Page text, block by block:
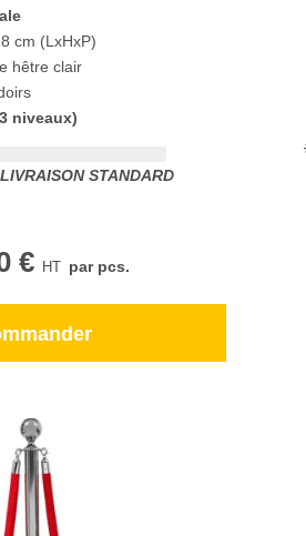
cm (LxHxP)
hêtre clair
niveaux)
LIVRAISON STANDARD
€ par pcs.